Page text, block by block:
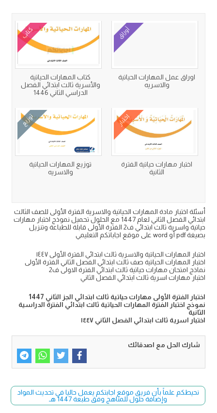
أوراق
اوراق عمل المهارات الحياتية
والاسريه
كتاب
كتاب المهارات الحياتية
والأسرية ثالث ابتدائي الفصل
الدراسي الثاني 1446
اختبار
اختبار مهارات حياتية الفترة
الثانية
توزيع
توزيع المهارات الحياتية
والاسريه
أسئلة اختبار مادة المهارات الحياتية والاسرية الفترة الأولى للصف الثالث
ابتدائي الفصل الثاني لعام 1447 مع الحلول تحميل نموذج اختبار مهارات
حياتية واسرية ثالث ابتدائي ف2 الفترة الأولى قابلة للطباعة وتنزيل
بصيغة pdf أو word على موقع اجاباتكم التعليمي
اختبار المهارات الحياتية والاسرية ثالث ابتدائي الفترة الأولى ١٤٤٧
اختبار المهارات الحياتية صف ثالث ابتدائي الفصل الثاني الفترة الأولى
نماذج امتحان مهارات حياتية ثالث ابتدائي الفترة الاولى ف2
اختبار مهارات اسرية ثالث ابتدائي الفصل الثاني
اختبار الفترة الأولى مهارات حياتية ثالث ابتدائي الجز الثاني 1447
نموذج اختبار الفترة المهارات الحياتية ثالث ابتدائي الفترة الدراسية
الثانية
اختبار اسرية ثالث ابتدائي الفصل الثاني ١٤٤٧
شارك الحل مع اصدقائك
نحيطكم علماً بأن فريق موقع اجابتكم يعمل حاليا في تحديث المواد
وإضافة حلول للمناهج وفق طبعة 1447 هـ